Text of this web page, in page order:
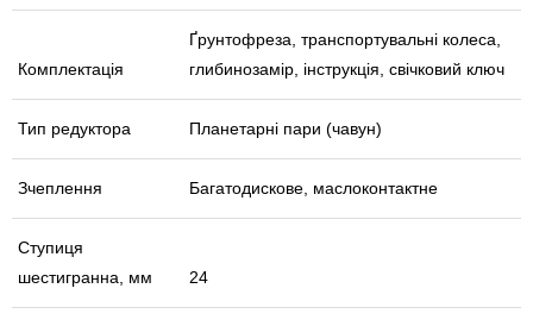
Комплектація
Ґрунтофреза, транспортувальні колеса,
глибинозамір, інструкція, свічковий ключ
Тип редуктора Планетарні пари (чавун)
Зчеплення Багатодискове, маслоконтактне
Ступиця
шестигранна, мм
24